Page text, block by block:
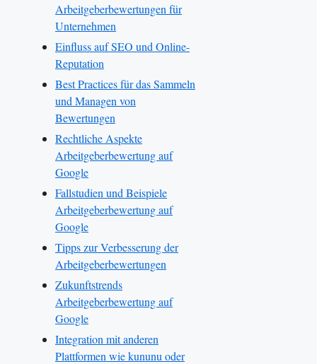
Arbeitgeberbewertungen für
Unternehmen
Einfluss auf SEO und Online-
Reputation
Best Practices für das Sammeln
und Managen von
Bewertungen
Rechtliche Aspekte
Arbeitgeberbewertung auf
Google
Fallstudien und Beispiele
Arbeitgeberbewertung auf
Google
Tipps zur Verbesserung der
Arbeitgeberbewertungen
Zukunftstrends
Arbeitgeberbewertung auf
Google
Integration mit anderen
Plattformen wie kununu oder